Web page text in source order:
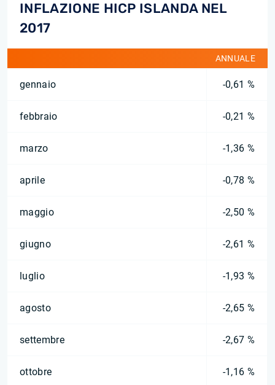
INFLAZIONE HICP ISLANDA NEL
2017
ANNUALE
gennaio -0,61 %
febbraio -0,21 %
marzo -1,36 %
aprile -0,78 %
maggio -2,50 %
giugno -2,61 %
luglio -1,93 %
agosto -2,65 %
settembre -2,67 %
ottobre -1,16 %